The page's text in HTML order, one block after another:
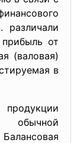
различали
от
(валовая)
в
обычной